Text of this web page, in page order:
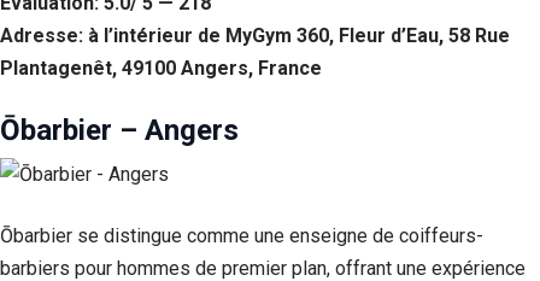
Adresse: à l’intérieur de MyGym 360, Fleur d’Eau, 58 Rue
Plantagenêt, 49100 Angers, France
Ōbarbier – Angers
Ōbarbier se distingue comme une enseigne de coiffeurs-
barbiers pour hommes de premier plan, offrant une expérience